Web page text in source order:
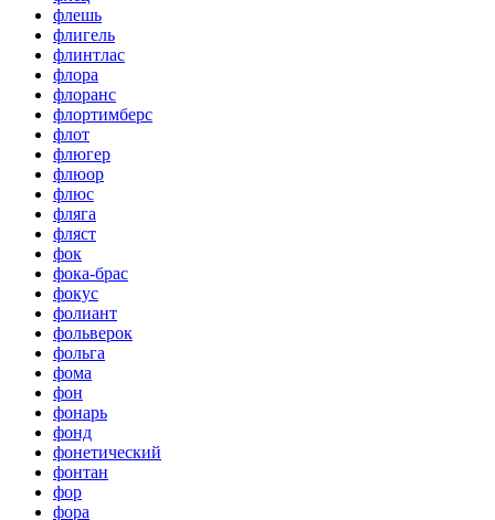
флешь
флигель
флинтлас
флора
флоранс
флортимберс
флот
флюгер
флюор
флюс
фляга
фляст
фок
фока-брас
фокус
фолиант
фольверок
фольга
фома
фон
фонарь
фонд
фонетический
фонтан
фор
фора